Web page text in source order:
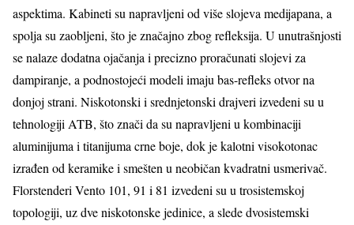
aspektima. Kabineti su napravljeni od više slojeva medijapana, a
spolja su zaobljeni, što je značajno zbog refleksija. U unutrašnjosti
se nalaze dodatna ojačanja i precizno proračunati slojevi za
dampiranje, a podnostojeći modeli imaju bas-refleks otvor na
donjoj strani. Niskotonski i srednjetonski drajveri izvedeni su u
tehnologiji ATB, što znači da su napravljeni u kombinaciji
aluminijuma i titanijuma crne boje, dok je kalotni visokotonac
izrađen od keramike i smešten u neobičan kvadratni usmerivač.
Florstenderi Vento 101, 91 i 81 izvedeni su u trosistemskoj
topologiji, uz dve niskotonske jedinice, a slede dvosistemski